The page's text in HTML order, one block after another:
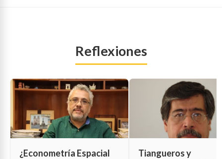
Reflexiones
¿Econometría Espacial
Tiangueros y